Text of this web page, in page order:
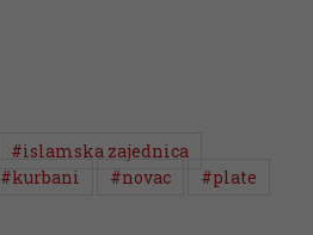
#islamska zajednica
#kurbani #novac
#plate